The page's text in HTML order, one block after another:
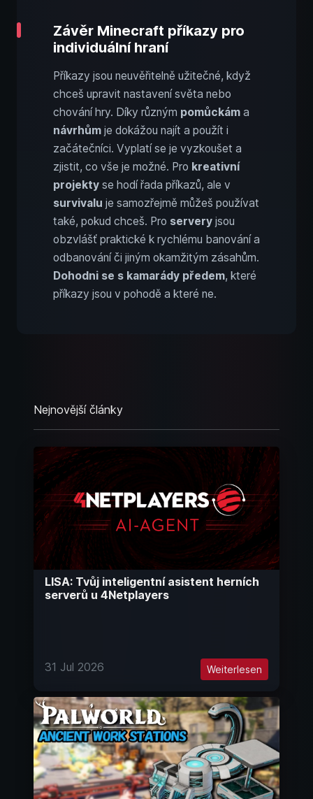
Závěr Minecraft příkazy pro
individuální hraní
Příkazy jsou neuvěřitelně užitečné, když
chceš upravit nastavení světa nebo
chování hry. Díky různým pomůckám a
návrhům je dokážou najít a použít i
začátečníci. Vyplatí se je vyzkoušet a
zjistit, co vše je možné. Pro kreativní
projekty se hodí řada příkazů, ale v
survivalu je samozřejmě můžeš používat
také, pokud chceš. Pro servery jsou
obzvlášť praktické k rychlému banování a
odbanování či jiným okamžitým zásahům.
Dohodni se s kamarády předem, které
příkazy jsou v pohodě a které ne.
Nejnovější články
LISA: Tvůj inteligentní asistent herních
serverů u 4Netplayers
31 Jul 2026 Weiterlesen